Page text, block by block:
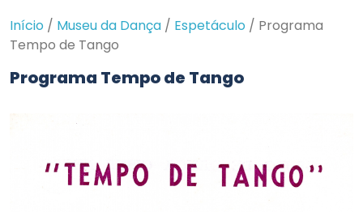
Início / Museu da Dança / Espetáculo / Programa
Tempo de Tango
Programa Tempo de Tango